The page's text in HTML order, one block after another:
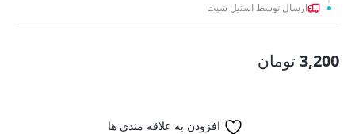
ارسال توسط استیل شیت
3,200 تومان
افزودن به علاقه مندی ها